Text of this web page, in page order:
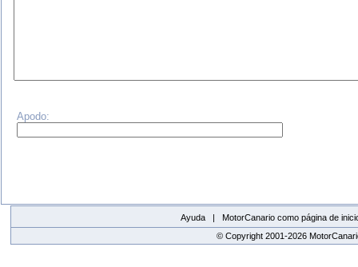
Apodo:
Ayuda |
MotorCanario como página de
© Copyright 2001-2026